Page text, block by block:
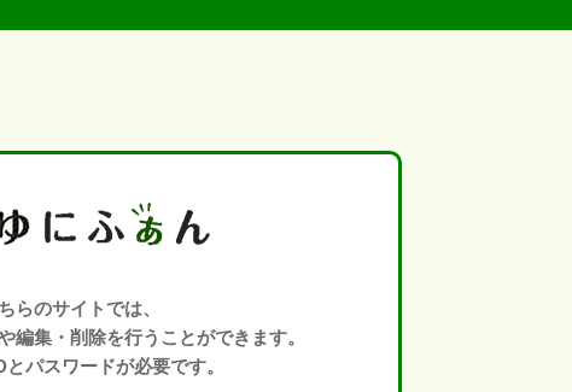
らのサイトでは、
編集・削除を行うことができます。
パスワードが必要です。